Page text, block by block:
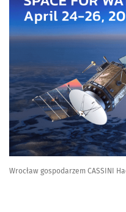
Wrocław gospodarzem CASSINI